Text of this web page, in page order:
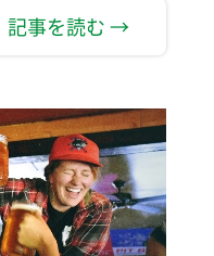
記事を読む →